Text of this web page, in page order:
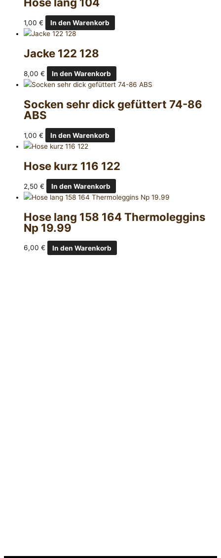
1,00 € In den Warenkorb
Jacke 122 128
8,00 € In den Warenkorb
Socken sehr dick gefüttert 74-86
ABS
1,00 € In den Warenkorb
Hose kurz 116 122
2,50 € In den Warenkorb
Hose lang 158 164 Thermoleggins
Np 19.99
6,00 € In den Warenkorb